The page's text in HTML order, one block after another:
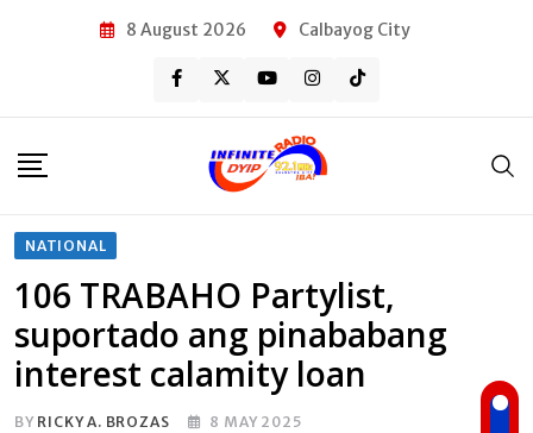
8 August 2026 Calbayog City
NATIONAL
106 TRABAHO Partylist,
suportado ang pinababang
interest calamity loan
BY RICKY A. BROZAS 8 MAY 2025